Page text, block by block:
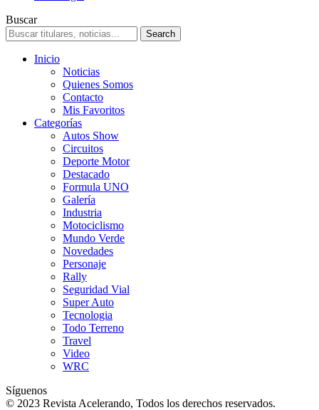
Buscar
Inicio
Noticias
Quienes Somos
Contacto
Mis Favoritos
Categorías
Autos Show
Circuitos
Deporte Motor
Destacado
Formula UNO
Galería
Industria
Motociclismo
Mundo Verde
Novedades
Personaje
Rally
Seguridad Vial
Super Auto
Tecnologia
Todo Terreno
Travel
Video
WRC
Síguenos
© 2023 Revista Acelerando, Todos los derechos reservados.